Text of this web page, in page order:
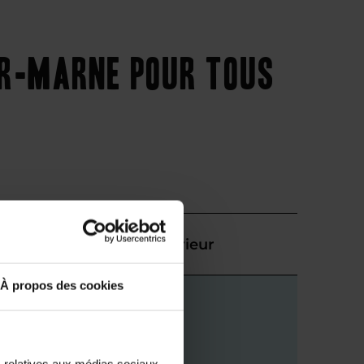
À propos des cookies
Marne pour tous
Supérieur